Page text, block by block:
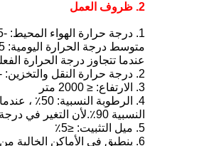
2. ظروف العمل
1. درجة حرارة الهواء المحيط: -15 ~ + 40 ℃
متوسط ​​درجة الحرارة اليومية: 35 درجة مئوية
عندما تتجاوز درجة الحرارة
2. درجة حرارة النقل والتخزين: -25 درجة مئوية ~ + 55 درجة مئوية.لا تتجاوز + 70 ℃ في وقت قصير.
3. الارتفاع: ≤ 2000 متر
النسبية 90٪.لأن التغير في درجة الحرارة سيجعل التكثيف.
5. ميل التثبيت: ≤5٪
6. ينطبق في الأماكن الخالية من الغازات المسببة للتآكل والقابلة للاشتعال.